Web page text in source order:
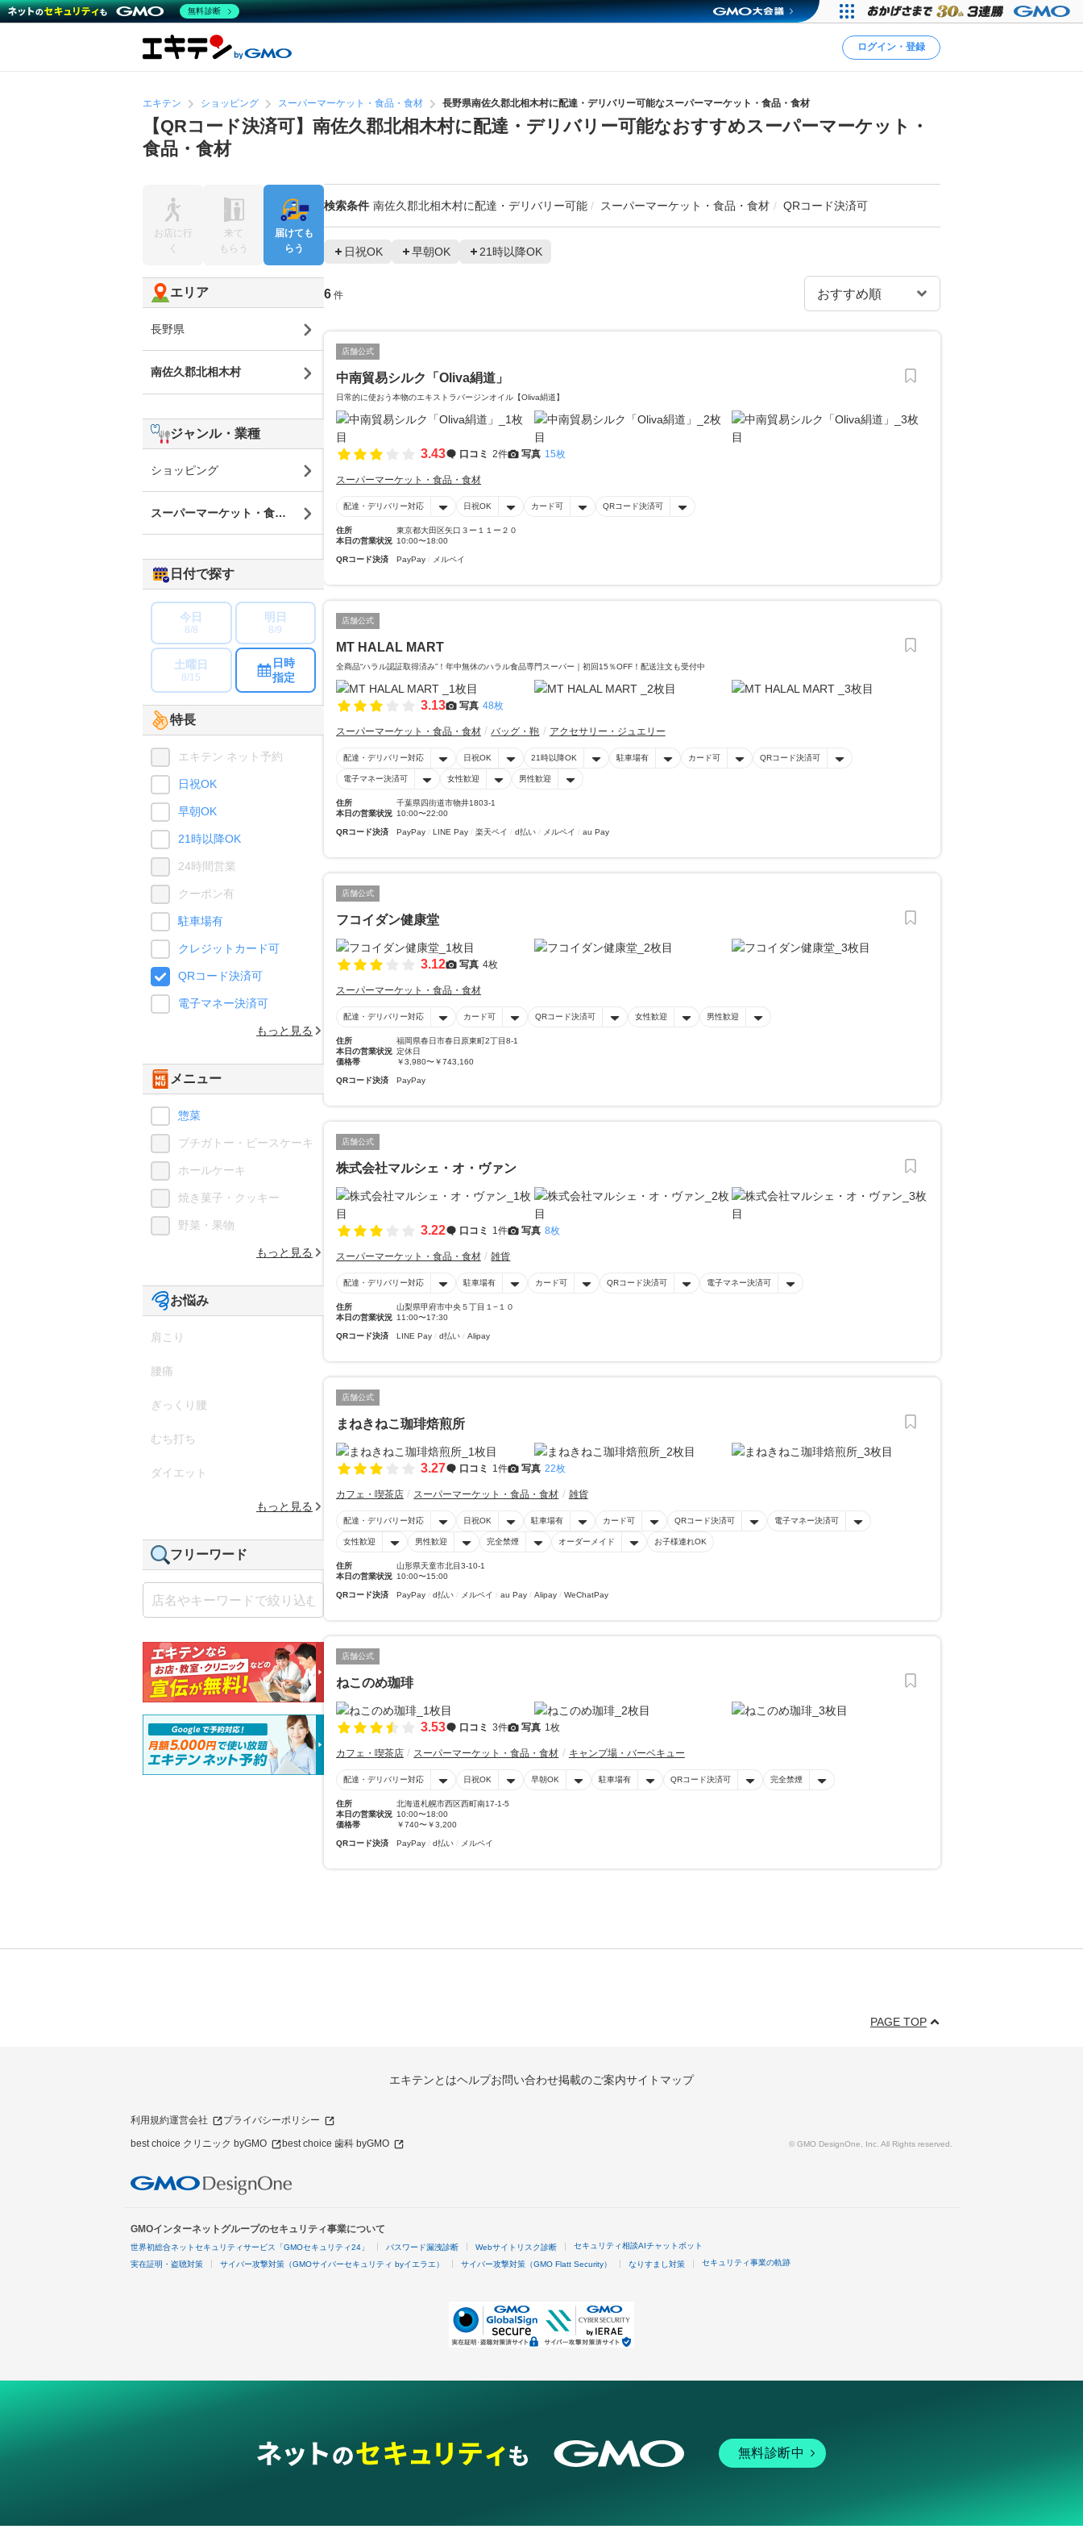
ログイン・登録
エキテン ショッピング スーパーマーケット・食品・食材 長野県南佐久郡北相木村に配達・デリバリー可能なスーパーマーケット・食品・食材
【QRコード決済可】南佐久郡北相木村に配達・デリバリー可能なおすすめスーパーマーケット・
食品・食材
検索条件 南佐久郡北相木村に配達・デリバリー可能 スーパーマーケット・食品・食材 QRコード決済可
日祝OK 早朝OK 21時以降OK
6 件
店舗公式
中南貿易シルク「Oliva絹道」
日常的に使おう本物のエキストラバージンオイル【Oliva絹道】
3.43 口コミ 2件 写真 15枚
スーパーマーケット・食品・食材
配達・デリバリー対応 日祝OK カード可 QRコード決済可
住所
東京都大田区矢口３ー１１ー２０
本日の営業状況 10:00〜18:00
QRコード決済 PayPay メルペイ
店舗公式
MT HALAL MART
全商品“ハラル認証取得済み”！年中無休のハラル食品専門スーパー｜初回15％OFF！配送注文も受付中
3.13 写真 48枚
スーパーマーケット・食品・食材 バッグ・鞄 アクセサリー・ジュエリー
配達・デリバリー対応 日祝OK 21時以降OK 駐車場有 カード可 QRコード決済可
電子マネー決済可 女性歓迎 男性歓迎
住所
千葉県四街道市物井1803-1
本日の営業状況 10:00〜22:00
QRコード決済 PayPay LINE Pay 楽天ペイ d払い メルペイ au Pay
店舗公式
フコイダン健康堂
3.12 写真 4枚
スーパーマーケット・食品・食材
配達・デリバリー対応 カード可 QRコード決済可 女性歓迎 男性歓迎
住所
福岡県春日市春日原東町2丁目8-1
本日の営業状況 定休日
価格帯
￥3,980〜￥743,160
QRコード決済 PayPay
店舗公式
株式会社マルシェ・オ・ヴァン
3.22 口コミ 1件 写真 8枚
スーパーマーケット・食品・食材 雑貨
配達・デリバリー対応 駐車場有 カード可 QRコード決済可 電子マネー決済可
住所
山梨県甲府市中央５丁目１−１０
本日の営業状況 11:00〜17:30
QRコード決済 LINE Pay d払い Alipay
店舗公式
まねきねこ珈琲焙煎所
3.27 口コミ 1件 写真 22枚
カフェ・喫茶店 スーパーマーケット・食品・食材 雑貨
配達・デリバリー対応 日祝OK 駐車場有 カード可 QRコード決済可 電子マネー決済可
女性歓迎 男性歓迎 完全禁煙 オーダーメイド お子様連れOK
住所
山形県天童市北目3-10-1
本日の営業状況 10:00〜15:00
QRコード決済 PayPay d払い メルペイ au Pay Alipay WeChatPay
店舗公式
ねこのめ珈琲
3.53 口コミ 3件 写真 1枚
カフェ・喫茶店 スーパーマーケット・食品・食材 キャンプ場・バーベキュー
配達・デリバリー対応 日祝OK 早朝OK 駐車場有 QRコード決済可 完全禁煙
住所
北海道札幌市西区西町南17-1-5
本日の営業状況 10:00〜18:00
価格帯
￥740〜￥3,200
QRコード決済 PayPay d払い メルペイ
お店に行
く
来て
もらう
届けても
らう
エリア
長野県
南佐久郡北相木村
ジャンル・業種
ショッピング
スーパーマーケット・食品・食材
日付で探す
今日
8/8
明日
8/9
土曜日
8/15
日時
指定
特長
エキテン ネット予約
日祝OK
早朝OK
21時以降OK
24時間営業
クーポン有
駐車場有
クレジットカード可
QRコード決済可
電子マネー決済可
もっと見る
メニュー
惣菜
プチガトー・ピースケーキ
ホールケーキ
焼き菓子・クッキー
野菜・果物
もっと見る
お悩み
肩こり
腰痛
ぎっくり腰
むち打ち
ダイエット
もっと見る
フリーワード
PAGE TOP
エキテンとはヘルプお問い合わせ掲載のご案内サイトマップ
利用規約運営会社 プライバシーポリシー
best choice クリニック byGMO best choice 歯科 byGMO © GMO DesignOne, Inc. All Rights reserved.
GMOインターネットグループのセキュリティ事業について
世界初総合ネットセキュリティサービス「GMOセキュリティ24」 パスワード漏洩診断 Webサイトリスク診断 セキュリティ相談AIチャットボット
実在証明・盗聴対策 サイバー攻撃対策（GMOサイバーセキュリティ byイエラエ） サイバー攻撃対策（GMO Flatt Security） なりすまし対策 セキュリティ事業の軌跡
無料診断中
無料診断